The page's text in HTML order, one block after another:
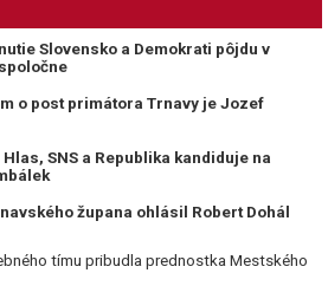
Slovensko a Demokrati pôjdu v
o post primátora Trnavy je Jozef
SNS a Republika kandiduje na
župana ohlásil Robert Dohál
tímu pribudla prednostka Mestského